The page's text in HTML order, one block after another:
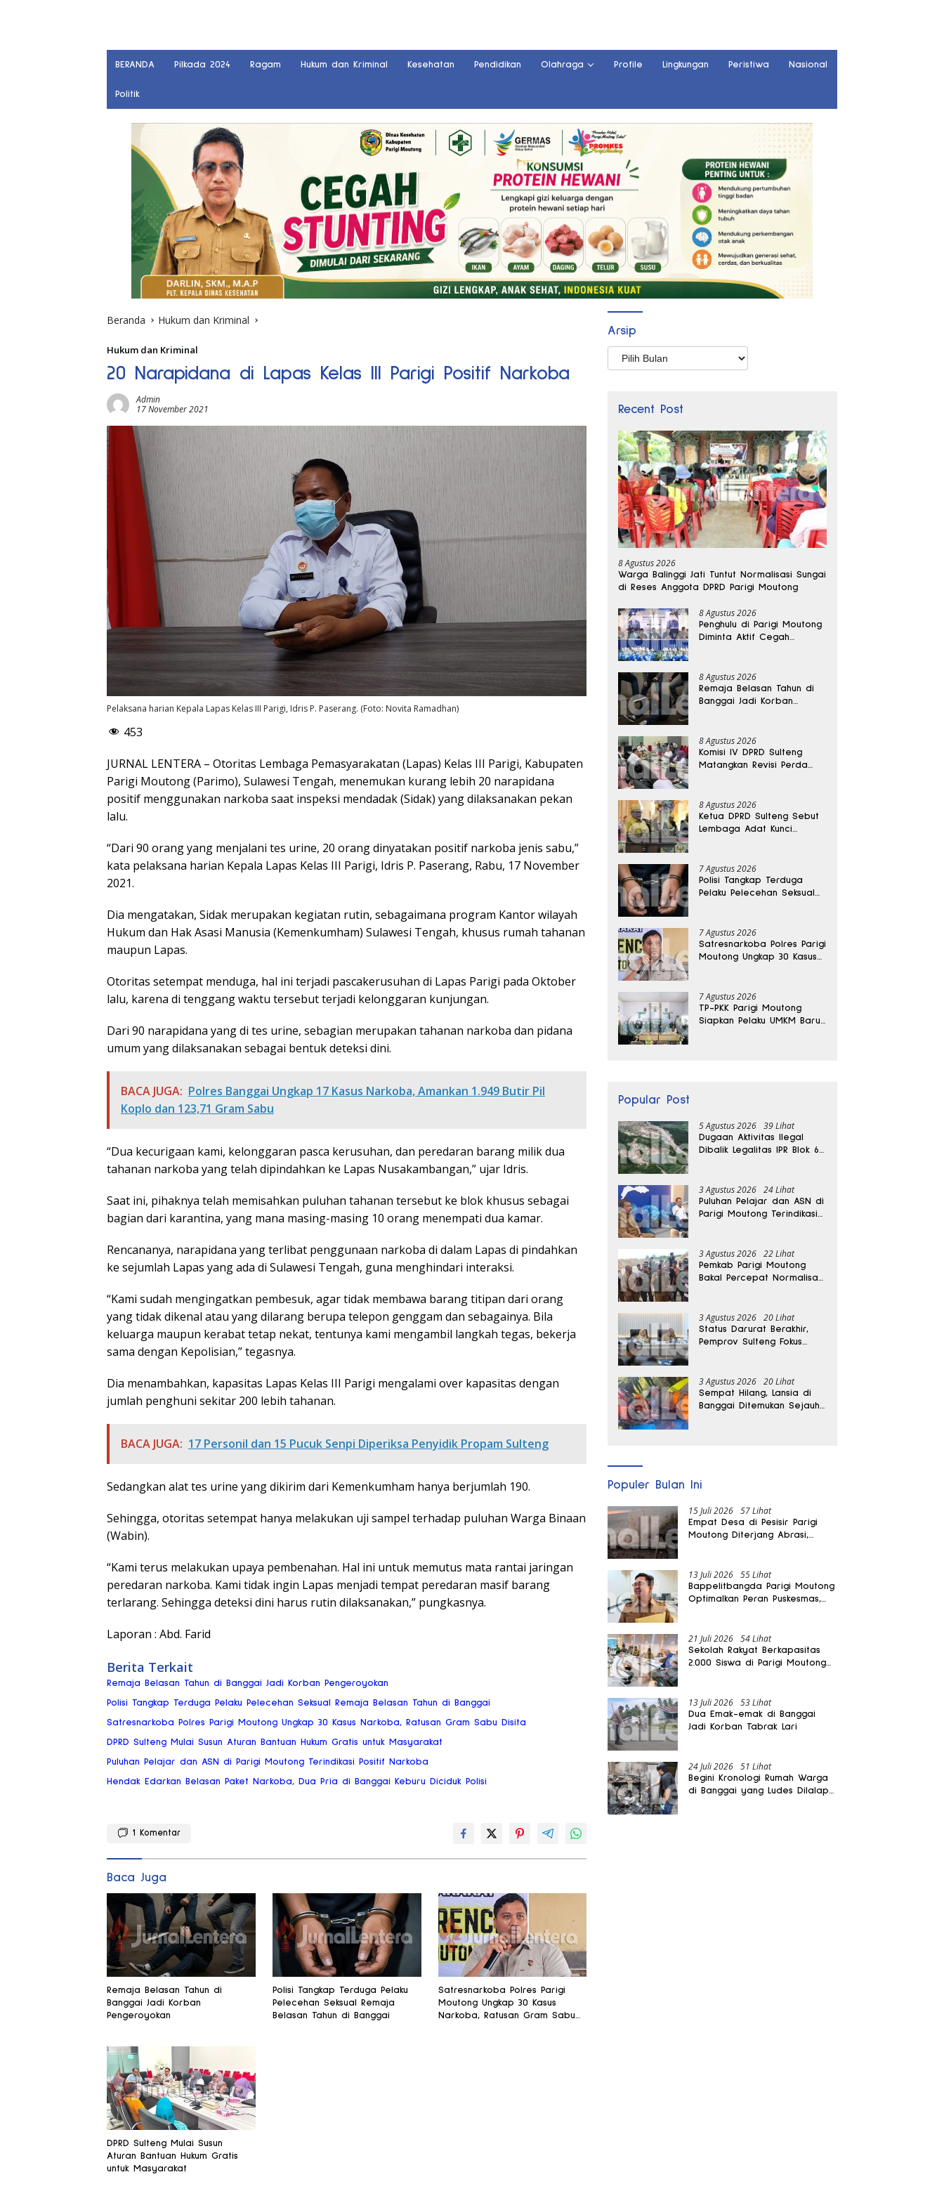
BERANDA Pilkada 2024 Ragam Hukum dan Kriminal Kesehatan Pendidikan Olahraga Profile Lingkungan Peristiwa Nasional
Politik
Beranda Hukum dan Kriminal
Hukum dan Kriminal
20 Narapidana di Lapas Kelas III Parigi Positif Narkoba
Admin
17 November 2021
Pelaksana harian Kepala Lapas Kelas III Parigi, Idris P. Paserang. (Foto: Novita Ramadhan)
453
JURNAL LENTERA – Otoritas Lembaga Pemasyarakatan (Lapas) Kelas III Parigi, Kabupaten
Parigi Moutong (Parimo), Sulawesi Tengah, menemukan kurang lebih 20 narapidana
positif menggunakan narkoba saat inspeksi mendadak (Sidak) yang dilaksanakan pekan
lalu.
“Dari 90 orang yang menjalani tes urine, 20 orang dinyatakan positif narkoba jenis sabu,”
kata pelaksana harian Kepala Lapas Kelas III Parigi, Idris P. Paserang, Rabu, 17 November
2021.
Dia mengatakan, Sidak merupakan kegiatan rutin, sebagaimana program Kantor wilayah
Hukum dan Hak Asasi Manusia (Kemenkumham) Sulawesi Tengah, khusus rumah tahanan
maupun Lapas.
Otoritas setempat menduga, hal ini terjadi pascakerusuhan di Lapas Parigi pada Oktober
lalu, karena di tenggang waktu tersebut terjadi kelonggaran kunjungan.
Dari 90 narapidana yang di tes urine, sebagian merupakan tahanan narkoba dan pidana
umum yang dilaksanakan sebagai bentuk deteksi dini.
BACA JUGA: Polres Banggai Ungkap 17 Kasus Narkoba, Amankan 1.949 Butir Pil
Koplo dan 123,71 Gram Sabu
“Dua kecurigaan kami, kelonggaran pasca kerusuhan, dan peredaran barang milik dua
tahanan narkoba yang telah dipindahkan ke Lapas Nusakambangan,” ujar Idris.
Saat ini, pihaknya telah memisahkan puluhan tahanan tersebut ke blok khusus sebagai
bagian dari karantina, yang mana masing-masing 10 orang menempati dua kamar.
Rencananya, narapidana yang terlibat penggunaan narkoba di dalam Lapas di pindahkan
ke sejumlah Lapas yang ada di Sulawesi Tengah, guna menghindari interaksi.
“Kami sudah mengingatkan pembesuk, agar tidak membawa barang titipan dari orang
yang tidak dikenal atau yang dilarang berupa telepon genggam dan sebagainya. Bila
keluarga maupun kerabat tetap nekat, tentunya kami mengambil langkah tegas, bekerja
sama dengan Kepolisian,” tegasnya.
Dia menambahkan, kapasitas Lapas Kelas III Parigi mengalami over kapasitas dengan
jumlah penghuni sekitar 200 lebih tahanan.
BACA JUGA: 17 Personil dan 15 Pucuk Senpi Diperiksa Penyidik Propam Sulteng
Sedangkan alat tes urine yang dikirim dari Kemenkumham hanya berjumlah 190.
Sehingga, otoritas setempat hanya melakukan uji sampel terhadap puluhan Warga Binaan
(Wabin).
“Kami terus melakukan upaya pembenahan. Hal ini untuk memutus mata rantai jaringan
peredaran narkoba. Kami tidak ingin Lapas menjadi tempat peredaran masif barang
terlarang. Sehingga deteksi dini harus rutin dilaksanakan,” pungkasnya.
Laporan : Abd. Farid
Berita Terkait
Remaja Belasan Tahun di Banggai Jadi Korban Pengeroyokan
Polisi Tangkap Terduga Pelaku Pelecehan Seksual Remaja Belasan Tahun di Banggai
Satresnarkoba Polres Parigi Moutong Ungkap 30 Kasus Narkoba, Ratusan Gram Sabu Disita
DPRD Sulteng Mulai Susun Aturan Bantuan Hukum Gratis untuk Masyarakat
Puluhan Pelajar dan ASN di Parigi Moutong Terindikasi Positif Narkoba
Hendak Edarkan Belasan Paket Narkoba, Dua Pria di Banggai Keburu Diciduk Polisi
1 Komentar
Baca Juga
Remaja Belasan Tahun di
Banggai Jadi Korban
Pengeroyokan
Polisi Tangkap Terduga Pelaku
Pelecehan Seksual Remaja
Belasan Tahun di Banggai
Satresnarkoba Polres Parigi
Moutong Ungkap 30 Kasus
Narkoba, Ratusan Gram Sabu
DPRD Sulteng Mulai Susun
Aturan Bantuan Hukum Gratis
untuk Masyarakat
Arsip
Arsip
Recent Post
8 Agustus 2026
Warga Balinggi Jati Tuntut Normalisasi Sungai
di Reses Anggota DPRD Parigi Moutong
8 Agustus 2026
Penghulu di Parigi Moutong
Diminta Aktif Cegah
8 Agustus 2026
Remaja Belasan Tahun di
Banggai Jadi Korban
8 Agustus 2026
Komisi IV DPRD Sulteng
Matangkan Revisi Perda
8 Agustus 2026
Ketua DPRD Sulteng Sebut
Lembaga Adat Kunci
7 Agustus 2026
Polisi Tangkap Terduga
Pelaku Pelecehan Seksual
7 Agustus 2026
Satresnarkoba Polres Parigi
Moutong Ungkap 30 Kasus
7 Agustus 2026
TP-PKK Parigi Moutong
Siapkan Pelaku UMKM Baru
Popular Post
5 Agustus 2026 39 Lihat
Dugaan Aktivitas Ilegal
Dibalik Legalitas IPR Blok 6
3 Agustus 2026 24 Lihat
Puluhan Pelajar dan ASN di
Parigi Moutong Terindikasi
3 Agustus 2026 22 Lihat
Pemkab Parigi Moutong
Bakal Percepat Normalisasi
Panas
3 Agustus 2026 20 Lihat
Status Darurat Berakhir,
Pemprov Sulteng Fokus
3 Agustus 2026 20 Lihat
Sempat Hilang, Lansia di
Banggai Ditemukan Sejauh
Populer Bulan Ini
15 Juli 2026 57 Lihat
Empat Desa di Pesisir Parigi
Moutong Diterjang Abrasi,
13 Juli 2026 55 Lihat
Bappelitbangda Parigi Moutong
Optimalkan Peran Puskesmas,
21 Juli 2026 54 Lihat
Sekolah Rakyat Berkapasitas
2.000 Siswa di Parigi Moutong
13 Juli 2026 53 Lihat
Dua Emak-emak di Banggai
Jadi Korban Tabrak Lari
24 Juli 2026 51 Lihat
Begini Kronologi Rumah Warga
di Banggai yang Ludes Dilalap